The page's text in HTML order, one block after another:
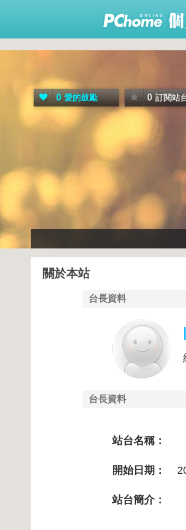
0 愛的鼓勵 0 訂閱站
關於本站
台長資料
台長資料
站台名稱：
開始日期：
站台簡介：